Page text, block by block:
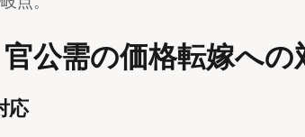
公需の価格転嫁への
応